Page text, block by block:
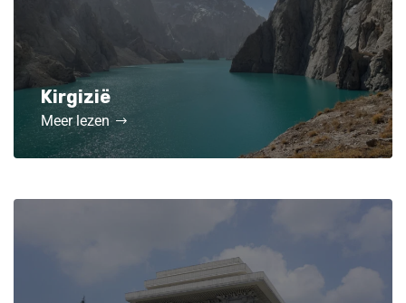
Kirgizië
Meer lezen